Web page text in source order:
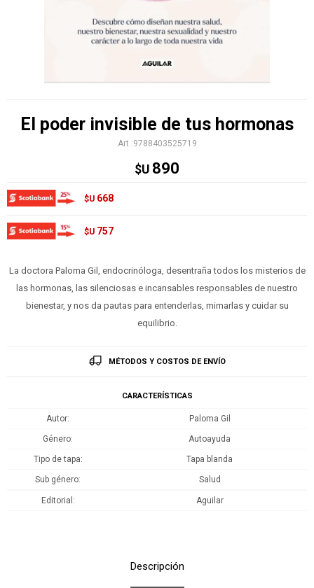
El poder invisible de tus hormonas
9788403525719
$U 890
$U 668
$U 757
La doctora Paloma Gil, endocrinóloga, desentraña todos los misterios de
las hormonas, las silenciosas e incansables responsables de nuestro
bienestar, y nos da pautas para entenderlas, mimarlas y cuidar su
equilibrio.
MÉTODOS Y COSTOS DE ENVÍO
CARACTERÍSTICAS
Autor Paloma Gil
Género Autoayuda
Tipo de tapa Tapa blanda
Sub género Salud
Editorial Aguilar
Descripción